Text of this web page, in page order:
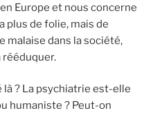
Europe et nous concerne
plus de folie, mais de
malaise dans la société,
? La psychiatrie est-elle
humaniste ? Peut-on